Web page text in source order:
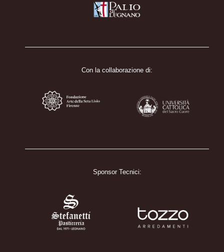
Con la collaborazione di:
Sponsor Tecnici: